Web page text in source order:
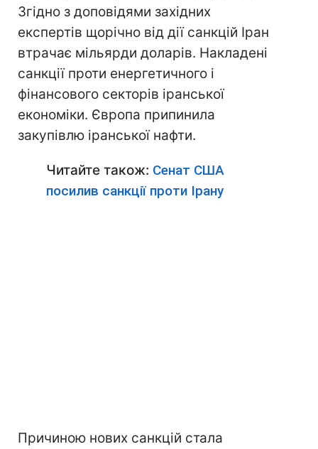
Згідно з доповідями західних
експертів щорічно від дії санкцій Іран
втрачає мільярди доларів. Накладені
санкції проти енергетичного і
фінансового секторів іранської
економіки. Європа припинила
закупівлю іранської нафти.
Читайте також: Сенат США
посилив санкції проти Ірану
Причиною нових санкцій стала